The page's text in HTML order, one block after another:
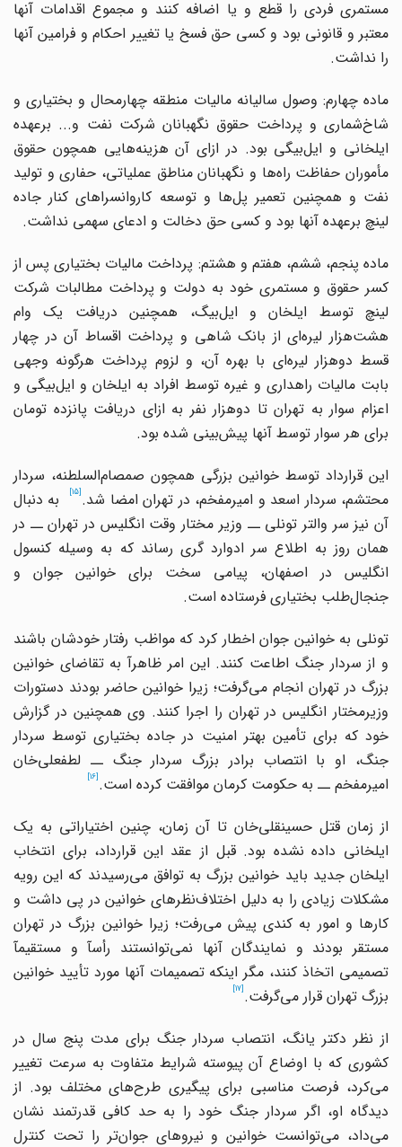
مستمری فردی را قطع و یا اضافه کنند و مجموع اقدامات آنها
معتبر و قانونی بود و کسی حق فسخ یا تغییر احکام و فرامین آنها
را نداشت.
ماده چهارم: وصول سالیانه مالیات منطقه چهارمحال و بختیاری و
شاخشماری و پرداخت حقوق نگهبانان شرکت نفت و... برعهده
ایلخانی و ایلبیگی بود. در ازای آن هزینههایی همچون حقوق
مأموران حفاظت راهها و نگهبانان مناطق عملیاتی، حفاری و تولید
نفت و همچنین تعمیر پلها و توسعه کاروانسراهای کنار جاده
لینچ برعهده آنها بود و کسی حق دخالت و ادعای سهمی نداشت.
ماده پنجم، ششم، هفتم و هشتم: پرداخت مالیات بختیاری پس از
کسر حقوق و مستمری خود به دولت و پرداخت مطالبات شرکت
لینچ توسط ایلخان و ایلبیگ، همچنین دریافت یک وام
هشتهزار لیرهای از بانک شاهی و پرداخت اقساط آن در چهار
قسط دوهزار لیرهای با بهره آن، و لزوم پرداخت هرگونه وجهی
بابت مالیات راهداری و غیره توسط افراد به ایلخان و ایلبیگی و
اعزام سوار به تهران تا دوهزار نفر به ازای دریافت پانزده تومان
برای هر سوار توسط آنها پیشبینی شده بود.
این قرارداد توسط خوانین بزرگی همچون صمصامالسلطنه، سردار
محتشم، سردار اسعد و امیرمفخم، در تهران امضا شد. به دنبال
آن نیز سر والتر تونلی ــ وزیر مختار وقت انگلیس در تهران ــ در
همان روز به اطلاع سر ادوارد گری رساند که به وسیله کنسول
انگلیس در اصفهان، پیامی سخت برای خوانین جوان و
جنجالطلب بختیاری فرستاده است.
تونلی به خوانین جوان اخطار کرد که مواظب رفتار خودشان باشند
و از سردار جنگ اطاعت کنند. این امر ظاهرآ به تقاضای خوانین
بزرگ در تهران انجام میگرفت؛ زیرا خوانین حاضر بودند دستورات
وزیرمختار انگلیس در تهران را اجرا کنند. وی همچنین در گزارش
خود که برای تأمین بهتر امنیت در جاده بختیاری توسط سردار
جنگ، او با انتصاب برادر بزرگ سردار جنگ ــ لطفعلیخان
امیرمفخم ــ به حکومت کرمان موافقت کرده است.
از زمان قتل حسینقلیخان تا آن زمان، چنین اختیاراتی به یک
ایلخانی داده نشده بود. قبل از عقد این قرارداد، برای انتخاب
ایلخان جدید باید خوانین بزرگ به توافق میرسیدند که این رویه
مشکلات زیادی را به دلیل اختلافنظرهای خوانین در پی داشت و
کارها و امور به کندی پیش میرفت؛ زیرا خوانین بزرگ در تهران
مستقر بودند و نمایندگان آنها نمیتوانستند رأسآ و مستقیمآ
تصمیمی اتخاذ کنند، مگر اینکه تصمیمات آنها مورد تأیید خوانین
بزرگ تهران قرار میگرفت.
از نظر دکتر یانگ، انتصاب سردار جنگ برای مدت پنج سال در
کشوری که با اوضاع آن پیوسته شرایط متفاوت به سرعت تغییر
میکرد، فرصت مناسبی برای پیگیری طرحهای مختلف بود. از
دیدگاه او، اگر سردار جنگ خود را به حد کافی قدرتمند نشان
میداد، میتوانست خوانین و نیروهای جوانتر را تحت کنترل